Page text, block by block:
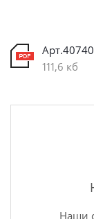
111,6 кб
Наши